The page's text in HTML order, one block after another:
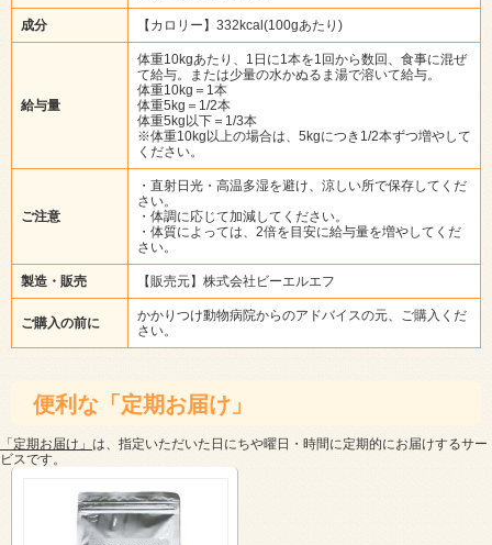
成分 【カロリー】332kcal(100gあたり)
給与量
体重10kgあたり、1日に1本を1回から数回、食事に混ぜ
て給与。または少量の水かぬるま湯で溶いて給与。
体重10kg＝1本
体重5kg＝1/2本
体重5kg以下＝1/3本
※体重10kg以上の場合は、5kgにつき1/2本ずつ増やして
ください。
ご注意
・直射日光・高温多湿を避け、涼しい所で保存してくだ
さい。
・体調に応じて加減してください。
・体質によっては、2倍を目安に給与量を増やしてくだ
さい。
製造・販売 【販売元】株式会社ビーエルエフ
ご購入の前に
かかりつけ動物病院からのアドバイスの元、ご購入くだ
さい。
便利な「定期お届け」
「定期お届け」 は、指定いただいた日にちや曜日・時間に定期的にお届けするサー
ビスです。